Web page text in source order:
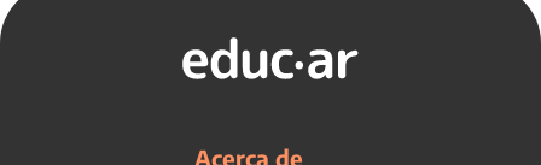
Acerca de